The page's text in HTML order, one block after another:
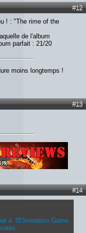
#12
! : "The rime of the
de l'album
parfait : 21/20
moins longtemps !
#13
#14
à l'Elimination Game